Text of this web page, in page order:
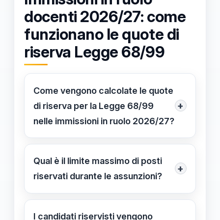
docenti 2026/27: come
funzionano le quote di
riserva Legge 68/99
Come vengono calcolate le quote
di riserva per la Legge 68/99
nelle immissioni in ruolo 2026/27?
+
Le percentuali di riserva (7% per gli
invalidi e 1% per orfani o coniugi
superstiti) si applicano alla dotazione
classe di concorso. Le frazioni
Qual è il limite massimo di posti
riservati durante le assunzioni?
+
La normativa stabilisce un tetto
massimo (cap) del 50% dei posti
I candidati riservisti vengono